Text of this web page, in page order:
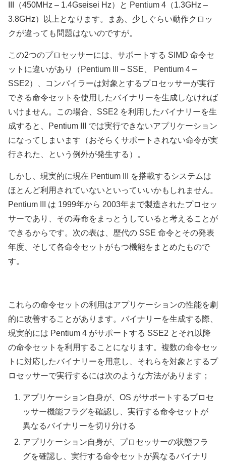
III（450MHz – 1.4Gseisei Hz）と Pentium 4（1.3GHz –
3.8GHz）以上となります。まあ、少しぐらい動作クロッ
クが違っても問題はないのですが。
この2つのプロセッサーには、サポートする SIMD 命令セ
ットに違いがあり（Pentium III – SSE、 Pentium 4 –
SSE2）、コンパイラーは対象とするプロセッサーが実行
できる命令セットを使用したバイナリーを生成しなければ
いけません。この場合、SSE2 を利用したバイナリーを生
成すると、Pentium III では実行できないアプリケーション
になってしまいます（おそらくサポートされない命令が実
行された、という例外が発生する）。
しかし、現実的に現在 Pentium III を搭載するシステムは
ほとんど利用されていないといっていいかもしれません。
Pentium III は 1999年から 2003年まで製造されたプロセッ
サーであり、その寿命をまっとうしていると考えることが
できるからです。次の表は、歴代の SSE 命令とその発表
年度、そして各命令セットがもつ機能をまとめたもので
す。
これらの命令セットの利用はアプリケーションの性能を劇
的に改善することがあります。バイナリーを生成する際、
現実的には Pentium 4 がサポートする SSE2 とそれ以降
の命令セットを利用することになります。複数の命令セッ
トに対応したバイナリーを用意し、それらを対象とするプ
ロセッサーで実行するには次のような方法があります；
アプリケーション自身が、OS がサポートするプロセ
ッサー機能フラグを確認し、実行する命令セットが
異なるバイナリーを切り分ける
アプリケーション自身が、プロセッサーの状態フラ
グを確認し、実行する命令セットが異なるバイナリ